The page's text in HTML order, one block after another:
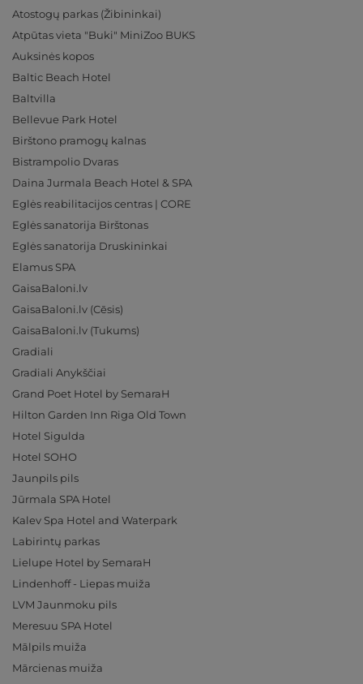
Atostogų parkas (Žibininkai)
Atpūtas vieta "Buki" MiniZoo BUKS
Auksinės kopos
Baltic Beach Hotel
Baltvilla
Bellevue Park Hotel
Birštono pramogų kalnas
Bistrampolio Dvaras
Daina Jurmala Beach Hotel & SPA
Eglės reabilitacijos centras | CORE
Eglės sanatorija Birštonas
Eglės sanatorija Druskininkai
Elamus SPA
GaisaBaloni.lv
GaisaBaloni.lv (Cēsis)
GaisaBaloni.lv (Tukums)
Gradiali
Gradiali Anykščiai
Grand Poet Hotel by SemaraH
Hilton Garden Inn Riga Old Town
Hotel Sigulda
Hotel SOHO
Jaunpils pils
Jūrmala SPA Hotel
Kalev Spa Hotel and Waterpark
Labirintų parkas
Lielupe Hotel by SemaraH
Lindenhoff - Liepas muiža
LVM Jaunmoku pils
Meresuu SPA Hotel
Mālpils muiža
Mārcienas muiža